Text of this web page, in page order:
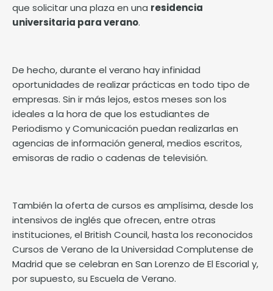
que solicitar una plaza en una residencia
universitaria para verano.
De hecho, durante el verano hay infinidad
oportunidades de realizar prácticas en todo tipo de
empresas. Sin ir más lejos, estos meses son los
ideales a la hora de que los estudiantes de
Periodismo y Comunicación puedan realizarlas en
agencias de información general, medios escritos,
emisoras de radio o cadenas de televisión.
También la oferta de cursos es amplísima, desde los
intensivos de inglés que ofrecen, entre otras
instituciones, el British Council, hasta los reconocidos
Cursos de Verano de la Universidad Complutense de
Madrid que se celebran en San Lorenzo de El Escorial y,
por supuesto, su Escuela de Verano.